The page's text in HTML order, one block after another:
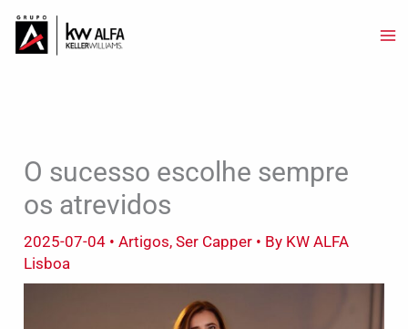
content
O sucesso escolhe sempre
os atrevidos
2025-07-04 •Artigos,Ser Capper • By KW ALFA
Lisboa